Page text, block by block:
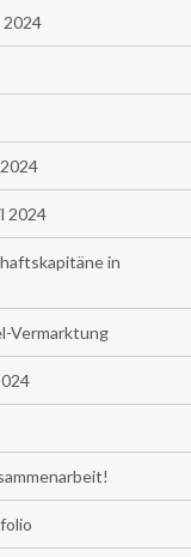
2024
2024
in
Vermarktung